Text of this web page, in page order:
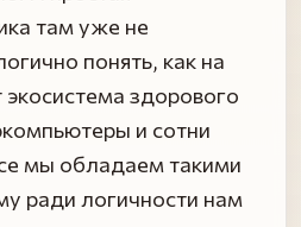
там уже не
понять, как на
здорового
и сотни
мы обладаем такими
ради логичности нам